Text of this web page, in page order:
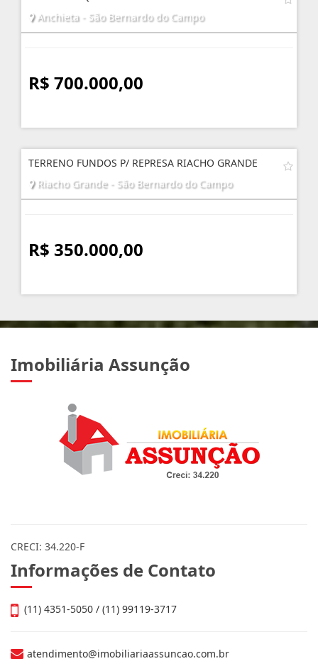
Anchieta - São Bernardo do Campo
R$ 700.000,00
TERRENO FUNDOS P/ REPRESA RIACHO GRANDE
Riacho Grande - São Bernardo do Campo
R$ 350.000,00
Imobiliária Assunção
CRECI: 34.220-F
Informações de Contato
(11) 4351-5050 / (11) 99119-3717
atendimento@imobiliariaassuncao.com.br